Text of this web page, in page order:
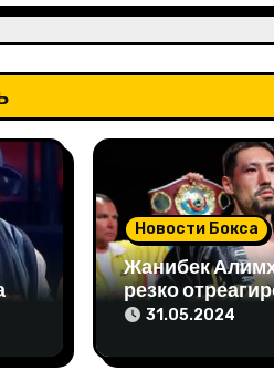
Новости Бокса
Жанибек
резко
упреки
31.05.2024